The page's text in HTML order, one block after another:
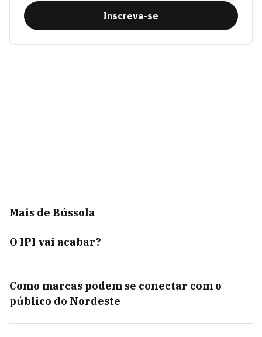
Inscreva-se
Mais de Bússola
O IPI vai acabar?
Como marcas podem se conectar com o
público do Nordeste